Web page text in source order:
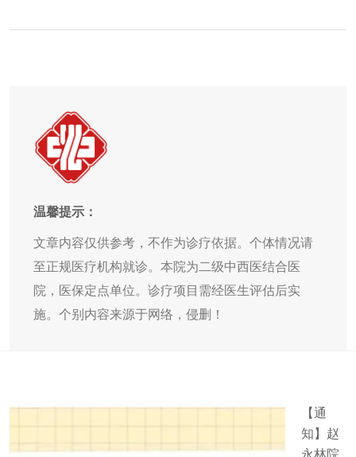
温馨提示：
文章内容仅供参考，不作为诊疗依据。个体情况请
至正规医疗机构就诊。本院为二级中西医结合医
院，医保定点单位。诊疗项目需经医生评估后实
施。个别内容来源于网络，侵删！
【通
知】赵